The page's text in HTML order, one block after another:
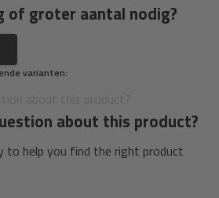
of groter aantal nodig?
varianten:
about this product?
to help you find the right product